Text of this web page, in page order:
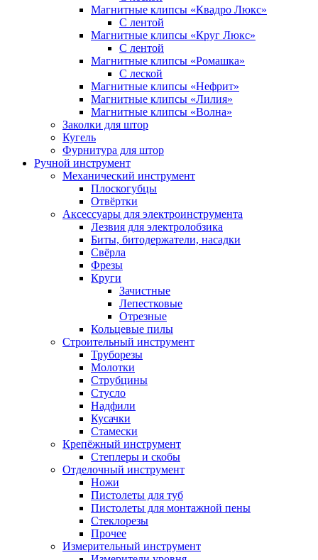
Магнитные клипсы «Квадро Люкс»
С лентой
Магнитные клипсы «Круг Люкс»
С лентой
Магнитные клипсы «Ромашка»
С леской
Магнитные клипсы «Нефрит»
Магнитные клипсы «Лилия»
Магнитные клипсы «Волна»
Заколки для штор
Кугель
Фурнитура для штор
Ручной инструмент
Механический инструмент
Плоскогубцы
Отвёртки
Аксессуары для электроинструмента
Лезвия для электролобзика
Биты, битодержатели, насадки
Свёрла
Фрезы
Круги
Зачистные
Лепестковые
Отрезные
Кольцевые пилы
Строительный инструмент
Труборезы
Молотки
Струбцины
Стусло
Надфили
Кусачки
Стамески
Крепёжный инструмент
Степлеры и скобы
Отделочный инструмент
Ножи
Пистолеты для туб
Пистолеты для монтажной пены
Стеклорезы
Прочее
Измерительный инструмент